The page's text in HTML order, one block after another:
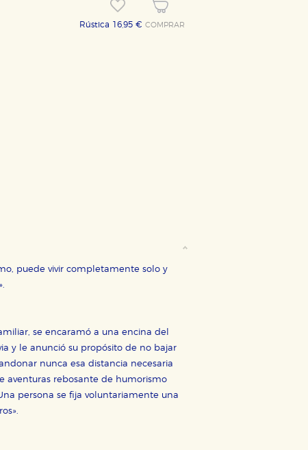
Rústica 16,95 € COMPRAR
puede vivir completamente solo y
se encaramó a una encina del
y le anunció su propósito de no bajar
nunca esa distancia necesaria
aventuras rebosante de humorismo
persona se fija voluntariamente una